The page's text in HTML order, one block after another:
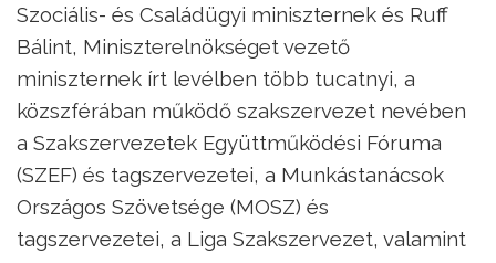
Szociális- és Családügyi miniszternek és Ruff
Bálint, Miniszterelnökséget vezető
miniszternek írt levélben több tucatnyi, a
közszférában működő szakszervezet nevében
a Szakszervezetek Együttműködési Fóruma
(SZEF) és tagszervezetei, a Munkástanácsok
Országos Szövetsége (MOSZ) és
tagszervezetei, a Liga Szakszervezet, valamint